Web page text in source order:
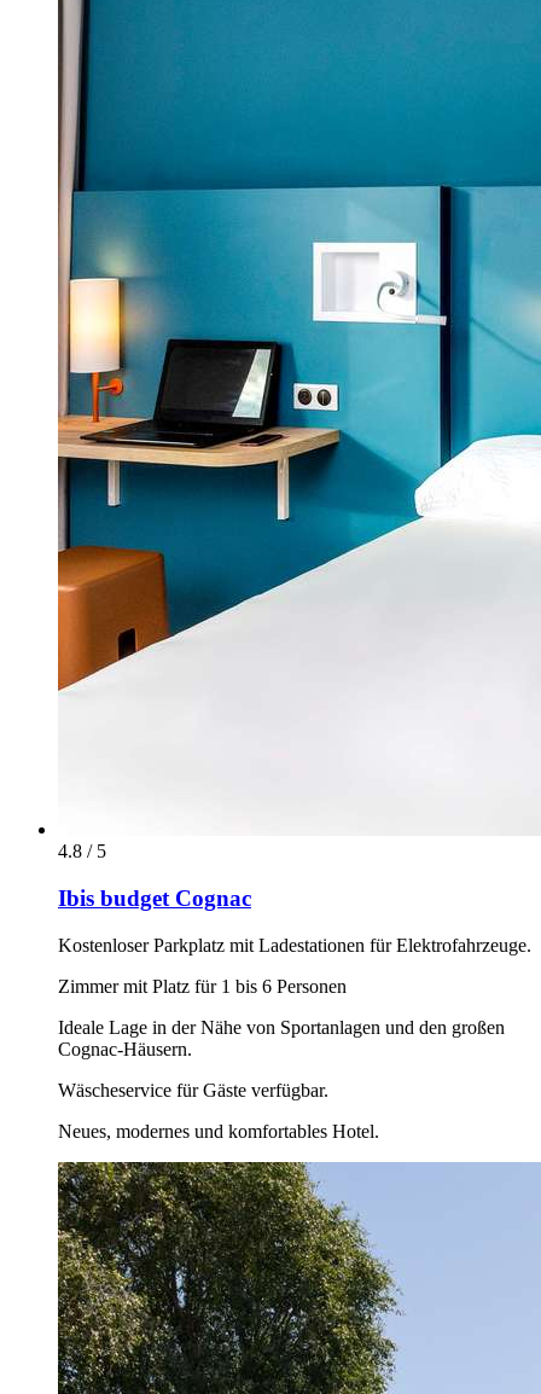
4.8 / 5
Ibis budget Cognac
Kostenloser Parkplatz mit Ladestationen für Elektrofahrzeuge.
Zimmer mit Platz für 1 bis 6 Personen
Ideale Lage in der Nähe von Sportanlagen und den großen
Cognac-Häusern.
Wäscheservice für Gäste verfügbar.
Neues, modernes und komfortables Hotel.